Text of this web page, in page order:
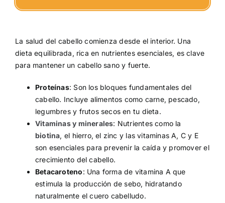
La salud del cabello comienza desde el interior. Una
dieta equilibrada, rica en nutrientes esenciales, es clave
para mantener un cabello sano y fuerte.
Proteínas: Son los bloques fundamentales del
cabello. Incluye alimentos como carne, pescado,
legumbres y frutos secos en tu dieta.
Vitaminas y minerales: Nutrientes como la
biotina, el hierro, el zinc y las vitaminas A, C y E
son esenciales para prevenir la caída y promover el
crecimiento del cabello.
Betacaroteno: Una forma de vitamina A que
estimula la producción de sebo, hidratando
naturalmente el cuero cabelludo.